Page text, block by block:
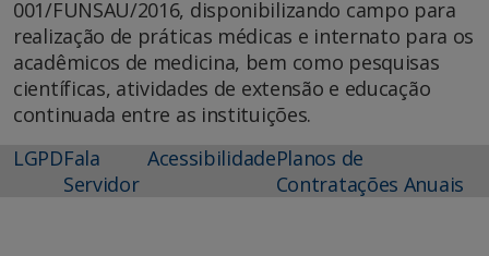
001/FUNSAU/2016, disponibilizando campo para
realização de práticas médicas e internato para os
acadêmicos de medicina, bem como pesquisas
científicas, atividades de extensão e educação
continuada entre as instituições.
LGPDFala
Servidor
AcessibilidadePlanos de
Contratações Anuais